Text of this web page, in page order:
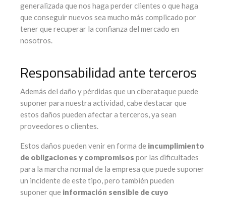
generalizada que nos haga perder clientes o que haga
que conseguir nuevos sea mucho más complicado por
tener que recuperar la confianza del mercado en
nosotros.
Responsabilidad ante terceros
Además del daño y pérdidas que un ciberataque puede
suponer para nuestra actividad, cabe destacar que
estos daños pueden afectar a terceros, ya sean
proveedores o clientes.
Estos daños pueden venir en forma de incumplimiento
de obligaciones y compromisos por las dificultades
para la marcha normal de la empresa que puede suponer
un incidente de este tipo, pero también pueden
suponer que información sensible de cuyo